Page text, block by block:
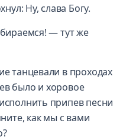
Ну, слава Богу.
— тут же
танцевали в проходах
было и хоровое
припев песни
как мы с вами